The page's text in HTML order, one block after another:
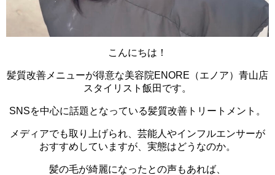
こんにちは！
髪質改善メニューが得意な美容院ENORE（エノア）青山店
スタイリスト飯田です。
SNSを中心に話題となっている髪質改善トリートメント。
メディアでも取り上げられ、芸能人やインフルエンサーが
おすすめしていますが、実態はどうなのか。
髪の毛が綺麗になったとの声もあれば、